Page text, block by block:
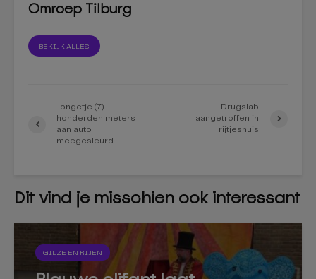
Omroep Tilburg
BEKIJK ALLES
Jongetje (7)
honderden meters
aan auto
meegesleurd
Drugslab
aangetroffen in
rijtjeshuis
Dit vind je misschien ook interessant
GILZE EN RIJEN